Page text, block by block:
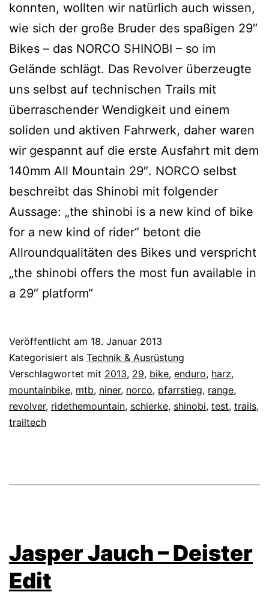
konnten, wollten wir natürlich auch wissen,
wie sich der große Bruder des spaßigen 29″
Bikes – das NORCO SHINOBI – so im
Gelände schlägt. Das Revolver überzeugte
uns selbst auf technischen Trails mit
überraschender Wendigkeit und einem
soliden und aktiven Fahrwerk, daher waren
wir gespannt auf die erste Ausfahrt mit dem
140mm All Mountain 29″. NORCO selbst
beschreibt das Shinobi mit folgender
Aussage: „the shinobi is a new kind of bike
for a new kind of rider“ betont die
Allroundqualitäten des Bikes und verspricht
„the shinobi offers the most fun available in
a 29″ platform“
Veröffentlicht am 18. Januar 2013
Kategorisiert als Technik & Ausrüstung
Verschlagwortet mit 2013, 29, bike, enduro, harz,
mountainbike, mtb, niner, norco, pfarrstieg, range,
revolver, ridethemountain, schierke, shinobi, test, trails,
trailtech
Jasper Jauch – Deister
Edit